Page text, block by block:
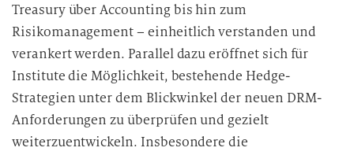
Treasury über Accounting bis hin zum
Risikomanagement – einheitlich verstanden und
verankert werden. Parallel dazu eröffnet sich für
Institute die Möglichkeit, bestehende Hedge-
Strategien unter dem Blickwinkel der neuen DRM-
Anforderungen zu überprüfen und gezielt
weiterzuentwickeln. Insbesondere die